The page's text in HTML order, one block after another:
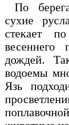
По
сухие
стекает
весеннего
дождей.
водоемы
Язь